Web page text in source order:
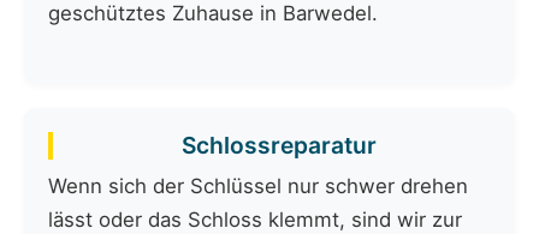
geschütztes Zuhause in Barwedel.
Schlossreparatur
Wenn sich der Schlüssel nur schwer drehen
lässt oder das Schloss klemmt, sind wir zur